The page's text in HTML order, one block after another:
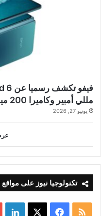
مللي أمبير وكاميرا 200 ميجابيكسل
يونيو 27, 2026
تكنولوجيا نيوز على
ملخصفيسبوك